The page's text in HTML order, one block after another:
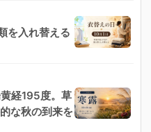
を入れ替える
経195度。草
な秋の到来を